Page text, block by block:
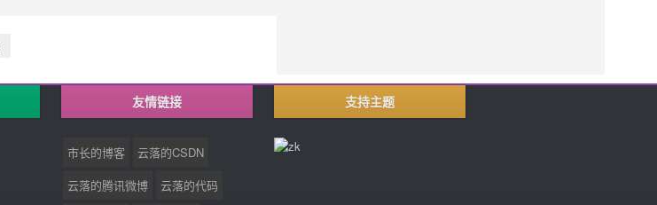
友情链接
市长的博客
云落的CSDN
云落的腾讯微博
云落的代码
支持主题